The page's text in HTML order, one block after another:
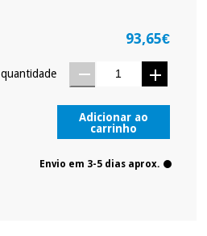
93,65€
quantidade
Adicionar ao
carrinho
Envio em 3-5 dias aprox.